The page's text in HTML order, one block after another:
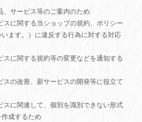
、サービス等のご案内のため
スに関する当ショップの規約、ポリシー
ます。）に違反する行為に対する対応
スに関する規約等の変更などを通知する
スの改善、新サービスの開発等に役立て
スに関連して、個別を識別できない形式
成するため